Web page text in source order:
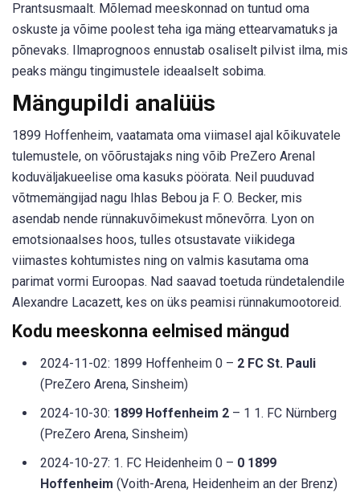
Prantsusmaalt. Mõlemad meeskonnad on tuntud oma
oskuste ja võime poolest teha iga mäng ettearvamatuks ja
põnevaks. Ilmaprognoos ennustab osaliselt pilvist ilma, mis
peaks mängu tingimustele ideaalselt sobima.
Mängupildi analüüs
1899 Hoffenheim, vaatamata oma viimasel ajal kõikuvatele
tulemustele, on võõrustajaks ning võib PreZero Arenal
koduväljakueelise oma kasuks pöörata. Neil puuduvad
võtmemängijad nagu Ihlas Bebou ja F. O. Becker, mis
asendab nende rünnakuvõimekust mõnevõrra. Lyon on
emotsionaalses hoos, tulles otsustavate viikidega
viimastes kohtumistes ning on valmis kasutama oma
parimat vormi Euroopas. Nad saavad toetuda ründetalendile
Alexandre Lacazett, kes on üks peamisi rünnakumootoreid.
Kodu meeskonna eelmised mängud
2024-11-02: 1899 Hoffenheim 0 – 2 FC St. Pauli
(PreZero Arena, Sinsheim)
2024-10-30: 1899 Hoffenheim 2 – 1 1. FC Nürnberg
(PreZero Arena, Sinsheim)
2024-10-27: 1. FC Heidenheim 0 – 0 1899
Hoffenheim (Voith-Arena, Heidenheim an der Brenz)